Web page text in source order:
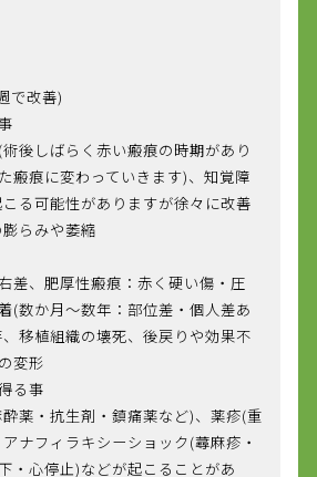
で改善)
後しばらく赤い瘢痕の時期があり
瘢痕に変わっていきます)、知覚障
る可能性がありますが徐々に改善
らみや萎縮
差、肥厚性瘢痕：赤く硬い傷・圧
(数か月～数年：部位差・個人差あ
移植組織の壊死、後戻りや効果不
変形
る事
薬・抗生剤・鎮痛薬など)、薬疹(重
ナフィラキシーショック(蕁麻疹・
・心停止)などが起こることがあ